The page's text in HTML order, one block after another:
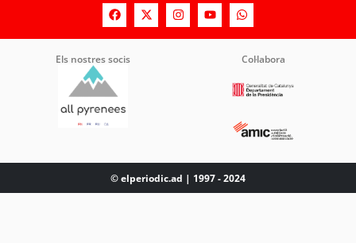
Els nostres socis Col·labora
© elperiodic.ad | 1997 - 2024